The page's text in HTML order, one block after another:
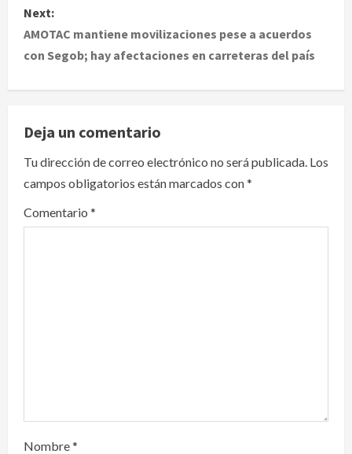
t
n
a
v
i
g
a
Next:
AMOTAC mantiene movilizaciones pese a acuerdos
con Segob; hay afectaciones en carreteras del país
Deja un comentario
Tu dirección de correo electrónico no será publicada. Los
campos obligatorios están marcados con*
Comentario *
Nombre*